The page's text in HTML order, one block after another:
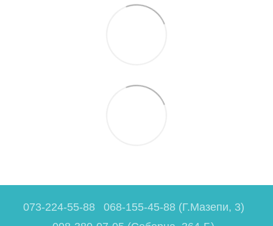
073-224-55-88
068-155-45-88 (Г.Мазепи, 3)